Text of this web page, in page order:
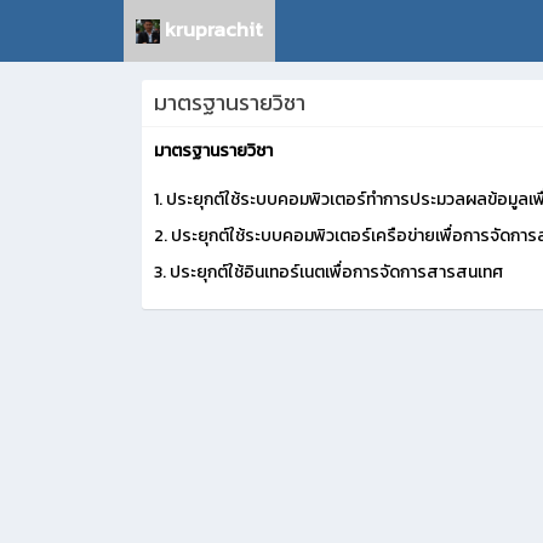
kruprachit
มาตรฐานรายวิชา
มาตรฐานรายวิชา
1.ประยุกต์ใช้ระบบคอมพิวเตอร์ทำการประมวลผลข้อมูล
2.ประยุกต์ใช้ระบบคอมพิวเตอร์เครือข่ายเพื่อการจัดกา
3.ประยุกต์ใช้อินเทอร์เนตเพื่อการจัดการสารสนเทศ